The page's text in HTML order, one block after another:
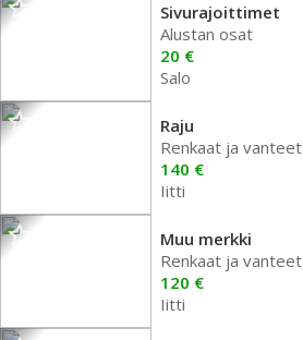
Sivurajoittimet
Alustan osat
20 €
Salo
Raju
Renkaat ja vanteet
140 €
Iitti
Muu merkki
Renkaat ja vanteet
120 €
Iitti